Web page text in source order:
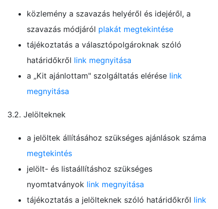
közlemény a szavazás helyéről és idejéről, a
szavazás módjáról plakát megtekintése
tájékoztatás a választópolgároknak szóló
határidőkről link megnyitása
a „Kit ajánlottam" szolgáltatás elérése link
megnyitása
3.2. Jelölteknek
a jelöltek állításához szükséges ajánlások száma
megtekintés
jelölt- és listaállításhoz szükséges
nyomtatványok link megnyitása
tájékoztatás a jelölteknek szóló határidőkről link